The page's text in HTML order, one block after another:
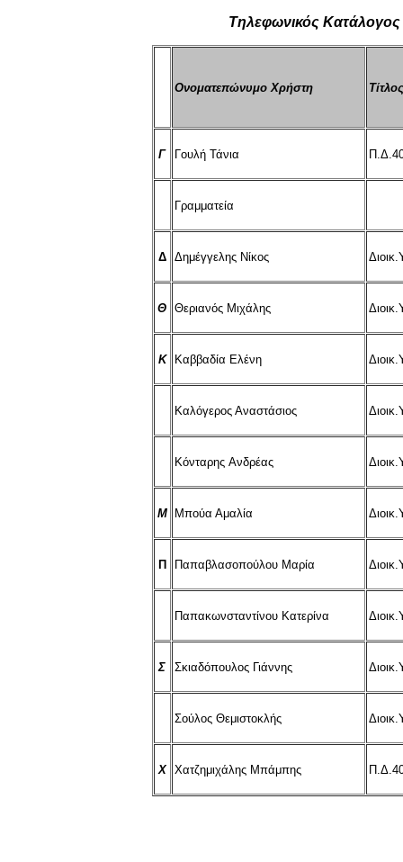
Τηλεφωνικός Κατάλογος
Ονοματεπώνυμο Χρήστη Τίτλος
Γ Γουλή Τάνια
Γραμματεία
Δ Δημέγγελης Νίκος
Θ Θεριανός Μιχάλης
Κ Καββαδία Ελένη
Καλόγερος Αναστάσιος
Κόνταρης Ανδρέας
Μ Μπούα Αμαλία
Π Παπαβλασοπούλου Μαρία
Παπακωνσταντίνου Κατερίνα
Σ Σκιαδόπουλος Γιάννης
Σούλος Θεμιστοκλής
X Χατζημιχάλης Μπάμπης